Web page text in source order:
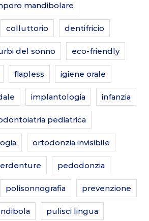
mandibolare
colluttorio dentifricio
del sonno eco-friendly
flapless igiene orale
implantologia infanzia
pediatrica
ortodonzia invisibile
pedodonzia
polisonnografia prevenzione
pulisci lingua